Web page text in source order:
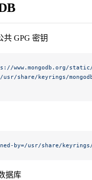
共 GPG 密钥
www.mongodb.org/
/usr/share/keyrings/
by=/usr/share/keyrings/
据库